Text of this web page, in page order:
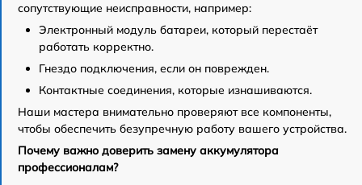
сопутствующие неисправности, например:
Электронный модуль батареи, который перестаёт
работать корректно.
Гнездо подключения, если он поврежден.
Контактные соединения, которые изнашиваются.
Наши мастера внимательно проверяют все компоненты,
чтобы обеспечить безупречную работу вашего устройства.
Почему важно доверить замену аккумулятора
профессионалам?